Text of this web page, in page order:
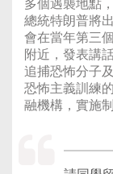
多個遇襲地點
總統特朗普將
會在當年第三
附近，發表講
追捕恐怖分子
恐怖主義訓練
融機構，實施制